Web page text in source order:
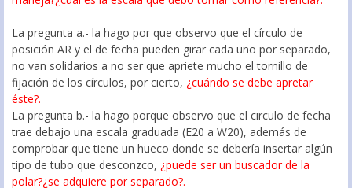
La pregunta a.- la hago por que observo que el círculo de
posición AR y el de fecha pueden girar cada uno por separado,
no van solidarios a no ser que apriete mucho el tornillo de
fijación de los círculos, por cierto, ¿cuándo se debe apretar
éste?.
La pregunta b.- la hago porque observo que el circulo de fecha
trae debajo una escala graduada (E20 a W20), además de
comprobar que tiene un hueco donde se debería insertar algún
tipo de tubo que desconzco, ¿puede ser un buscador de la
polar?¿se adquiere por separado?.